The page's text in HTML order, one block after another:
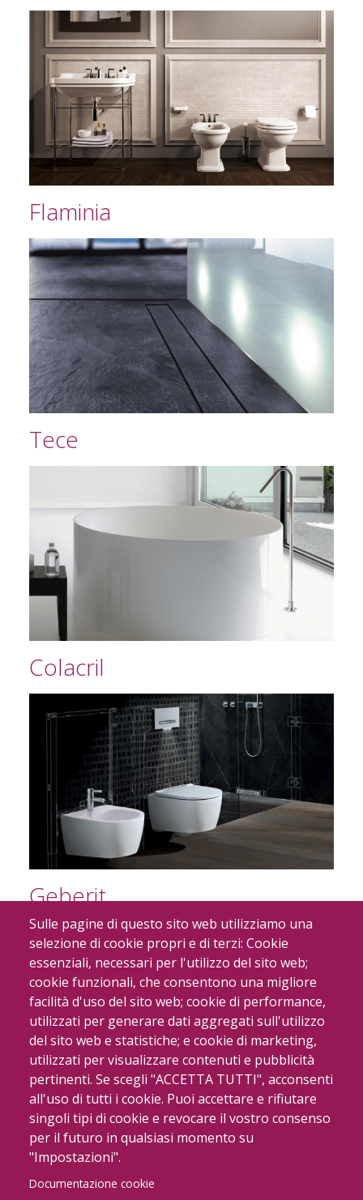
Flaminia
Tece
Colacril
Geberit
Devon&Devon
Sulle pagine di questo sito web utilizziamo una
selezione di cookie propri e di terzi: Cookie
essenziali, necessari per l'utilizzo del sito web;
cookie funzionali, che consentono una migliore
facilità d'uso del sito web; cookie di performance,
utilizzati per generare dati aggregati sull'utilizzo
del sito web e statistiche; e cookie di marketing,
utilizzati per visualizzare contenuti e pubblicità
pertinenti. Se scegli "ACCETTA TUTTI", acconsenti
all'uso di tutti i cookie. Puoi accettare e rifiutare
singoli tipi di cookie e revocare il vostro consenso
per il futuro in qualsiasi momento su
"Impostazioni".
Documentazione cookie